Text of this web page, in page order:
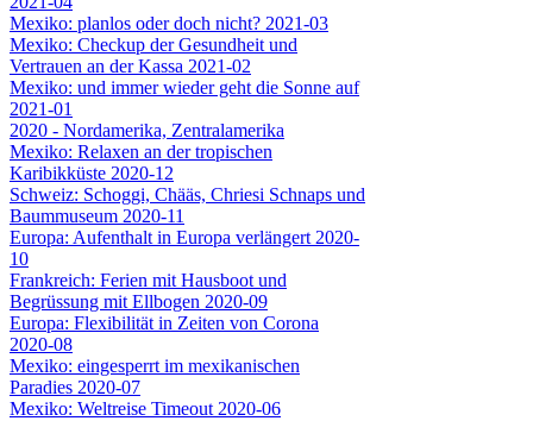
Mexiko: planlos oder doch nicht? 2021-03
Mexiko: Checkup der Gesundheit und
Vertrauen an der Kassa 2021-02
Mexiko: und immer wieder geht die Sonne auf
2021-01
2020 - Nordamerika, Zentralamerika
Mexiko: Relaxen an der tropischen
Karibikküste 2020-12
Schweiz: Schoggi, Chääs, Chriesi Schnaps und
Baummuseum 2020-11
Europa: Aufenthalt in Europa verlängert 2020-
10
Frankreich: Ferien mit Hausboot und
Begrüssung mit Ellbogen 2020-09
Europa: Flexibilität in Zeiten von Corona
2020-08
Mexiko: eingesperrt im mexikanischen
Paradies 2020-07
Mexiko: Weltreise Timeout 2020-06